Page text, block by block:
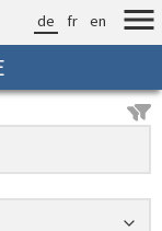
de fr en